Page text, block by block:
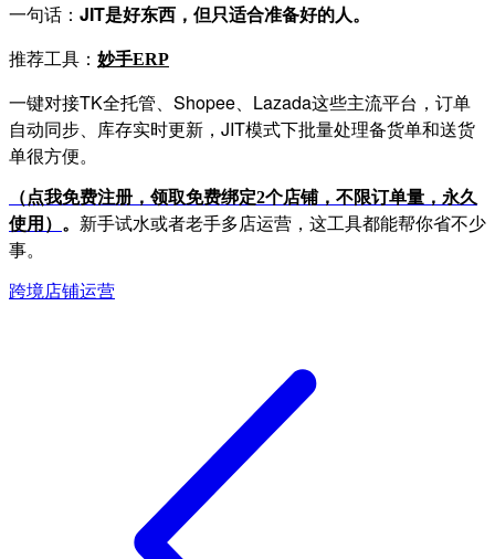
一句话： JIT是好东西，但只适合准备好的人。
推荐工具： 妙手ERP
一键对接TK全托管、Shopee、Lazada这些主流平台，订单
自动同步、库存实时更新，JIT模式下批量处理备货单和送货
单很方便。
（点我免费注册，领取免费绑定2个店铺，不限订单量，永久
使用） 。 新手试水或者老手多店运营，这工具都能帮你省不少
事。
跨境店铺运营